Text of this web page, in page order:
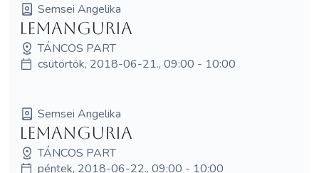
Semsei Angelika
LEMangURIA
TÁNCOS PART
csütörtök, 2018-06-21., 09:00 - 10:00
Semsei Angelika
LEMangURIA
TÁNCOS PART
péntek, 2018-06-22., 09:00 - 10:00